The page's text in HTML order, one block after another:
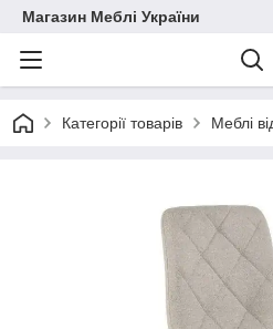
Магазин Меблі України
Категорії товарів Меблі